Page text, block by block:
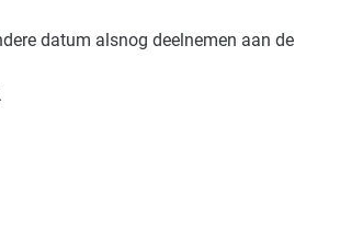
datum alsnog deelnemen aan de